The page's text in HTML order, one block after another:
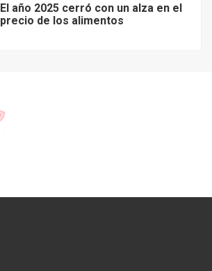
El año 2025 cerró con un alza en el
precio de los alimentos